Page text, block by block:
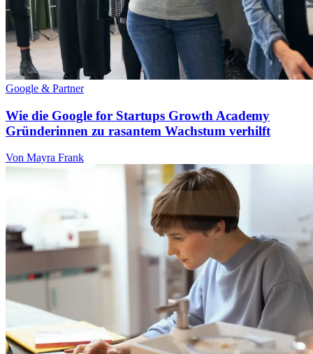
Google & Partner
Wie die Google for Startups Growth Academy
Gründerinnen zu rasantem Wachstum verhilft
Von Mayra Frank